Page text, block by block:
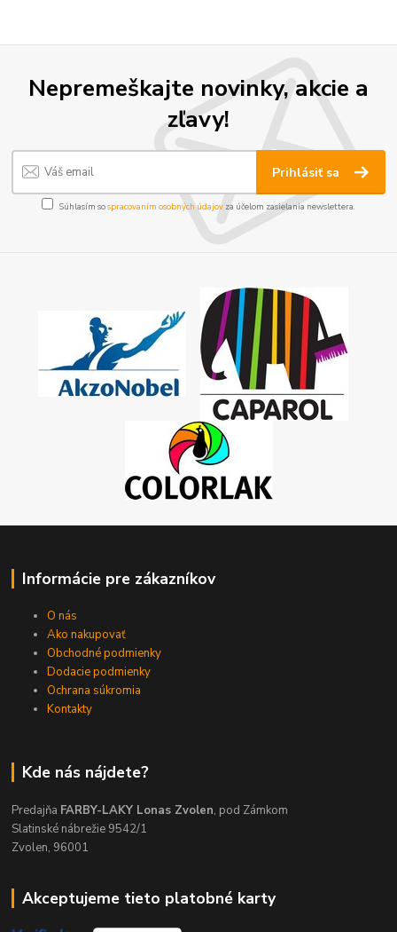
Nepremeškajte novinky, akcie a
zľavy!
Prihlásiť sa
Súhlasím sospracovaním osobných údajov za účelom zasielania newslettera.
Informácie pre zákazníkov
O nás
Ako nakupovať
Obchodné podmienky
Dodacie podmienky
Ochrana súkromia
Kontakty
Kde nás nájdete?
Predajňa FARBY-LAKY Lonas Zvolen, pod Zámkom
Slatinské nábrežie 9542/1
Zvolen, 96001
Akceptujeme tieto platobné karty